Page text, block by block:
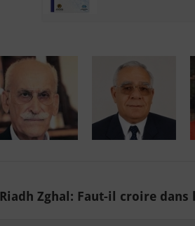
Riadh Zghal: Faut-il croire dans